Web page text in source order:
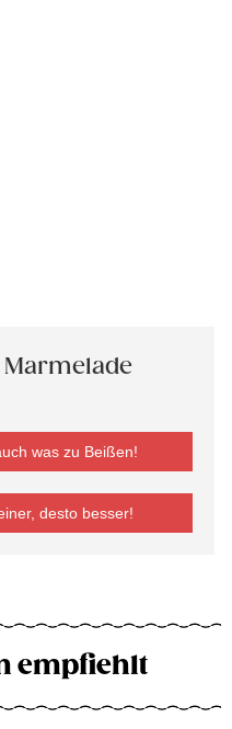
was zu Beißen!
desto besser!
empfiehlt